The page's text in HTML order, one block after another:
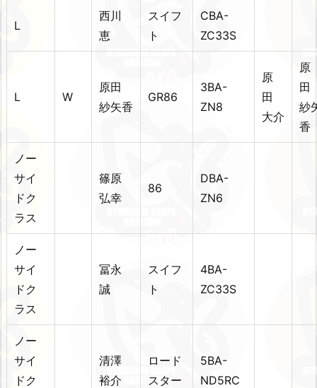
L
西川
恵
スイフ
ト
CBA-
ZC33S
L W
原田
紗矢香
GR86
3BA-
ZN8
原
田
大介
原
紗
香
ノー
サイ
ドク
ラス
篠原
弘幸
86
DBA-
ZN6
ノー
サイ
ドク
ラス
冨永
誠
スイフ
ト
4BA-
ZC33S
ノー
サイ
ドク
清澤
裕介
ロード
スター
5BA-
ND5RC